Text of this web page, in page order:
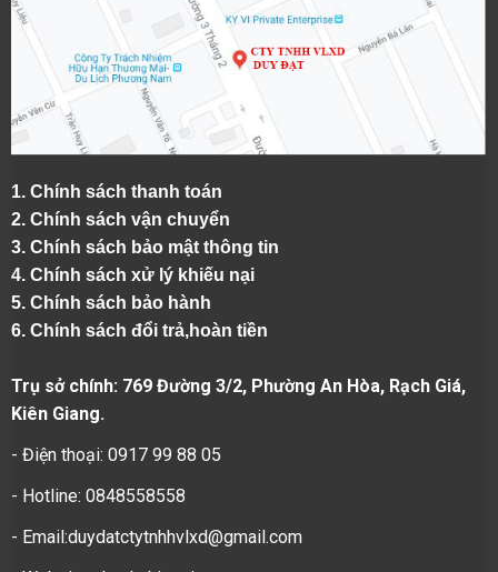
1. Chính sách thanh toán
2. Chính sách vận chuyển
3. Chính sách bảo mật thông tin
4. Chính sách xử lý khiếu nại
5. Chính sách bảo hành
6. Chính sách đổi trả,hoàn tiền
Trụ sở chính: 769 Đường 3/2, Phường An Hòa, Rạch Giá,
Kiên Giang.
- Điện thoại: 0917 99 88 05
- Hotline: 0848558558
- Email:duydatctytnhhvlxd@gmail.com